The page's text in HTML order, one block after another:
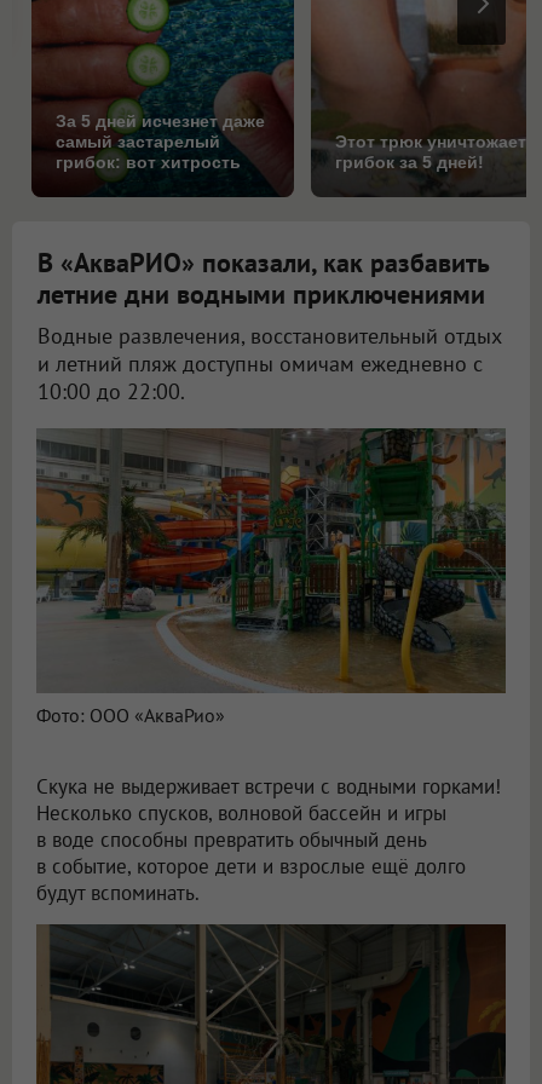
За 5 дней исчезнет даже
самый застарелый
грибок: вот хитрость
Этот трюк уничтожает
грибок за 5 дней!
В «АкваРИО» показали, как разбавить
летние дни водными приключениями
Водные развлечения, восстановительный отдых
и летний пляж доступны омичам ежедневно с
10:00 до 22:00.
Фото: ООО «АкваРио»
Скука не выдерживает встречи с водными горками!
Несколько спусков, волновой бассейн и игры
в воде способны превратить обычный день
в событие, которое дети и взрослые ещё долго
будут вспоминать.